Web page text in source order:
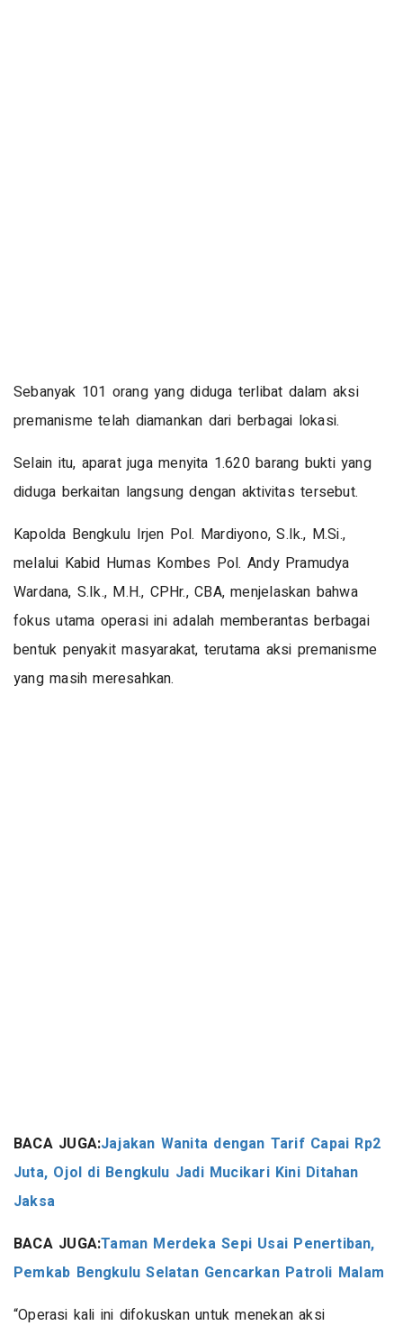
Sebanyak 101 orang yang diduga terlibat dalam aksi
premanisme telah diamankan dari berbagai lokasi.
Selain itu, aparat juga menyita 1.620 barang bukti yang
diduga berkaitan langsung dengan aktivitas tersebut.
Kapolda Bengkulu Irjen Pol. Mardiyono, S.Ik., M.Si.,
melalui Kabid Humas Kombes Pol. Andy Pramudya
Wardana, S.Ik., M.H., CPHr., CBA, menjelaskan bahwa
fokus utama operasi ini adalah memberantas berbagai
bentuk penyakit masyarakat, terutama aksi premanisme
yang masih meresahkan.
BACA JUGA:Jajakan Wanita dengan Tarif Capai Rp2
Juta, Ojol di Bengkulu Jadi Mucikari Kini Ditahan
Jaksa
BACA JUGA:Taman Merdeka Sepi Usai Penertiban,
Pemkab Bengkulu Selatan Gencarkan Patroli Malam
“Operasi kali ini difokuskan untuk menekan aksi